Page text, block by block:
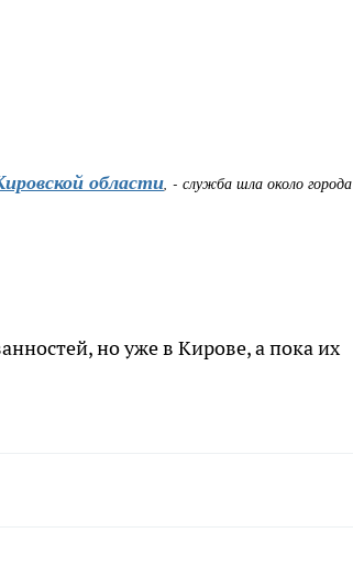
области, - служба шла около города
но уже в Кирове, а пока их